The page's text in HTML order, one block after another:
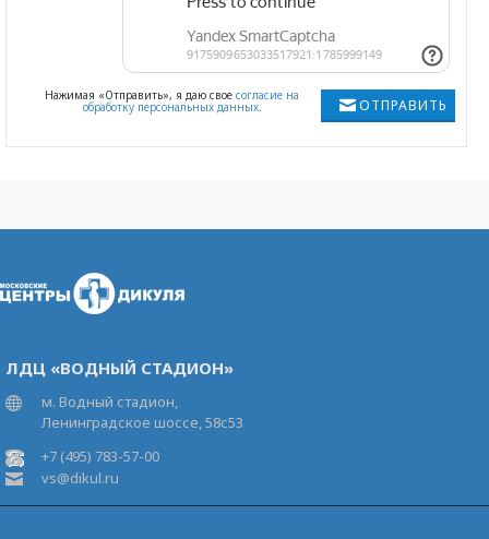
ОТПРАВИТЬ
Нажимая «Отправить», я даю свое согласие на
обработку персональных данных.
ЛДЦ «ВОДНЫЙ СТАДИОН»
м. Водный стадион,
Ленинградское шоссе, 58с53
+7 (495) 783-57-00
vs@dikul.ru